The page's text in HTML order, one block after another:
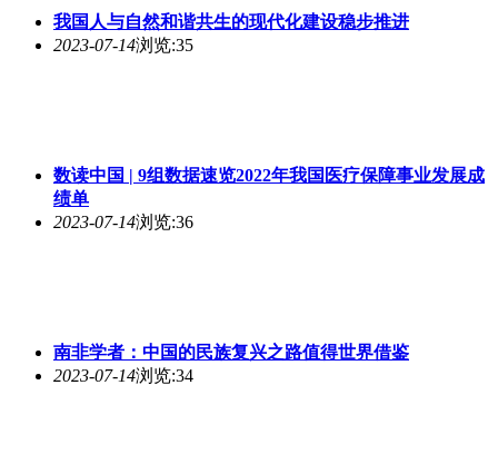
我国人与自然和谐共生的现代化建设稳步推进
2023-07-14浏览:35
数读中国 | 9组数据速览2022年我国医疗保障事业发展成
绩单
2023-07-14浏览:36
南非学者：中国的民族复兴之路值得世界借鉴
2023-07-14浏览:34